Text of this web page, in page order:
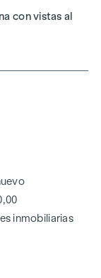
con vistas al
inmobiliarias